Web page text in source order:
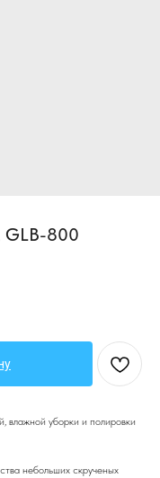
GLВ-800
влажной уборки и полировки
небольших скрученых